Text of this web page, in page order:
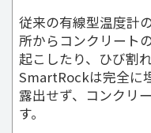
従来の有線型温度計
所からコンクリート
起こしたり、ひび割
SmartRockは完全に
露出せず、コンクリ
す。